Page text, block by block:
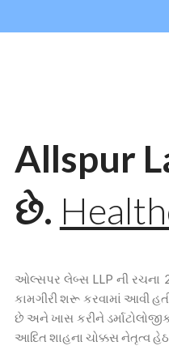
Allspur
છે.
ઓલ્સપર લેબ્સ LLP ની રચના
કામગીરી શરૂ કરવામાં આવી
છે અને ખાસ કરીને
આદિત શાહના ચોક્કસ નેતૃત્વ